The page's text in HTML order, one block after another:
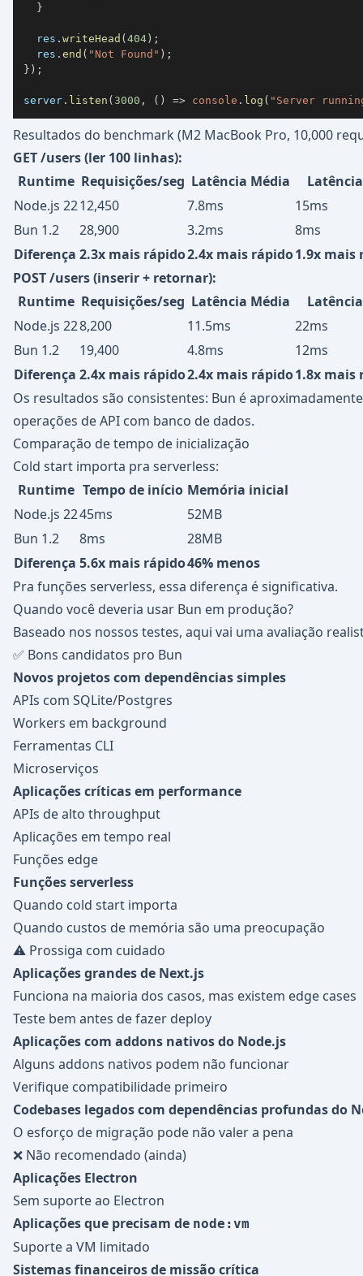
}
  res
. writeHead (404) ;
  res
. end ( "Not Found" ) ;
} ) ;
server . listen ( 3000 , ( ) => console . log ( "Server
Resultados do benchmark (M2 MacBook Pro, 10,000
GET /users (ler 100 linhas):
Runtime Requisições/seg Latência Média
Node.js 2212,450 7.8ms
15ms
Bun 1.2
28,900 3.2ms
8ms
Diferença 2.3x mais rápido2.4x mais rápido1.9x mais
POST /users (inserir + retornar):
Runtime Requisições/seg Latência Média
Node.js 228,200 11.5ms
22ms
Bun 1.2
19,400 4.8ms
12ms
Diferença 2.4x mais rápido2.4x mais rápido1.8x mais
Os resultados são consistentes: Bun é
operações de API com banco de dados.
Comparação de tempo de inicialização
Cold start importa pra serverless:
Runtime Tempo de início Memória inicial
Node.js 2245ms
52MB
Bun 1.2
8ms
28MB
Diferença 5.6x mais rápido46% menos
Pra funções serverless, essa diferença é significativa.
Quando você deveria usar Bun em produção?
Baseado nos nossos testes, aqui vai uma avaliação
✅ Bons candidatos pro Bun
Novos projetos com dependências simples
APIs com SQLite/Postgres
Workers em background
Ferramentas CLI
Microserviços
Aplicações críticas em performance
APIs de alto throughput
Aplicações em tempo real
Funções edge
Funções serverless
Quando cold start importa
Quando custos de memória são uma preocupação
⚠️ Prossiga com cuidado
Aplicações grandes de Next.js
Funciona na maioria dos casos, mas existem edge cases
Teste bem antes de fazer deploy
Aplicações com addons nativos do Node.js
Alguns addons nativos podem não funcionar
Verifique compatibilidade primeiro
Codebases legados com dependências profundas do
O esforço de migração pode não valer a pena
❌ Não recomendado (ainda)
Aplicações Electron
Sem suporte ao Electron
Aplicações que precisam de node:vm
Suporte a VM limitado
Sistemas financeiros de missão crítica